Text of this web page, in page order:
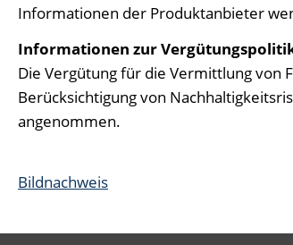
Informationen der Produktanbieter
Informationen zur
Die Vergütung für die Vermittlung von
Berücksichtigung von
angenommen.
Bildnachweis